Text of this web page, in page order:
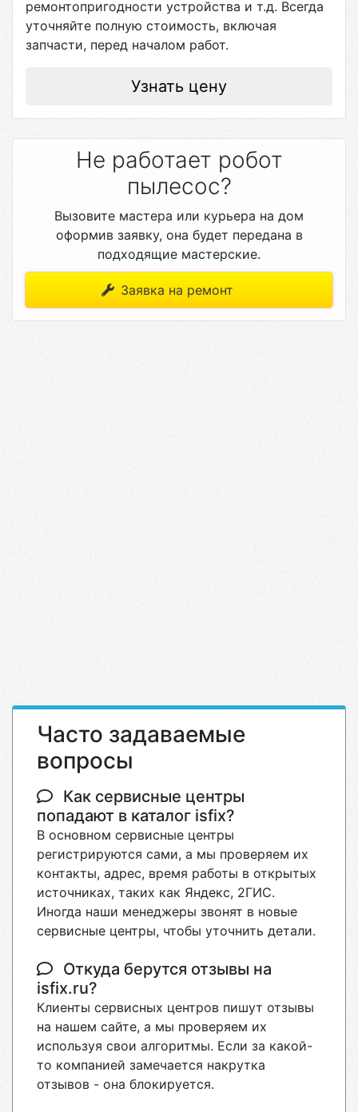
ремонтопригодности устройства и т.д. Всегда
уточняйте полную стоимость, включая
запчасти, перед началом работ.
Узнать цену
Не работает робот
пылесос?
Вызовите мастера или курьера на дом
оформив заявку, она будет передана в
подходящие мастерские.
Заявка на ремонт
Часто задаваемые
вопросы
Как сервисные центры
попадают в каталог isfix?
В основном сервисные центры
регистрируются сами, а мы проверяем их
контакты, адрес, время работы в открытых
источниках, таких как Яндекс, 2ГИС.
Иногда наши менеджеры звонят в новые
сервисные центры, чтобы уточнить детали.
Откуда берутся отзывы на
isfix.ru?
Клиенты сервисных центров пишут отзывы
на нашем сайте, а мы проверяем их
используя свои алгоритмы. Если за какой-
то компанией замечается накрутка
отзывов - она блокируется.